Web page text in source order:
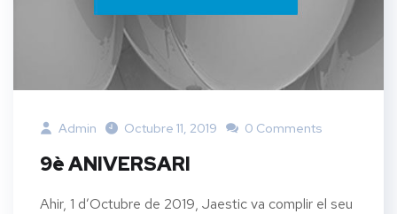
Admin Octubre 11, 2019 0 Comments
9è ANIVERSARI
Ahir, 1 d’Octubre de 2019, Jaestic va complir el seu